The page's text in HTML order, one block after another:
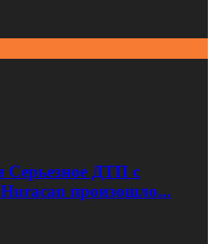
Серьезное ДТП с
произошло...